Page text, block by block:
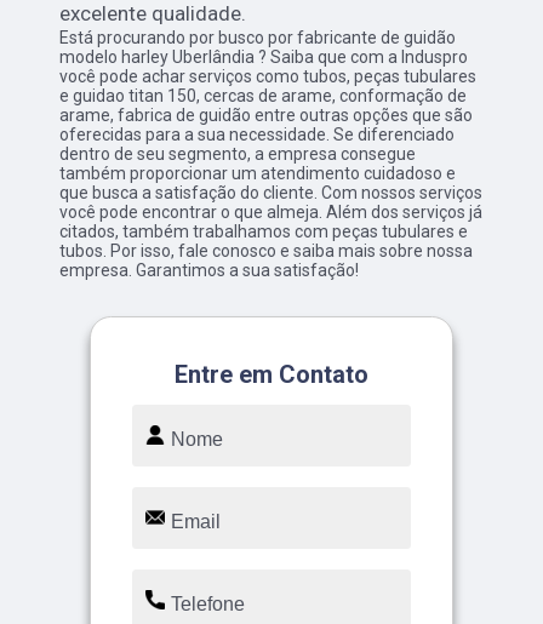
excelente qualidade.
Está procurando por busco por fabricante de guidão
modelo harley Uberlândia ? Saiba que com a Induspro
você pode achar serviços como tubos, peças tubulares
e guidao titan 150, cercas de arame, conformação de
arame, fabrica de guidão entre outras opções que são
oferecidas para a sua necessidade. Se diferenciado
dentro de seu segmento, a empresa consegue
também proporcionar um atendimento cuidadoso e
que busca a satisfação do cliente. Com nossos serviços
você pode encontrar o que almeja. Além dos serviços já
citados, também trabalhamos com peças tubulares e
tubos. Por isso, fale conosco e saiba mais sobre nossa
empresa. Garantimos a sua satisfação!
Entre em Contato